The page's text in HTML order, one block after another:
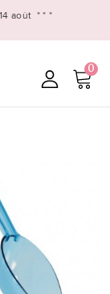
août * * *
0